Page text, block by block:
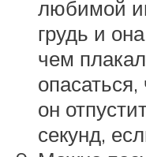
любимой
грудь и
чем
опасаться,
он
секунд,